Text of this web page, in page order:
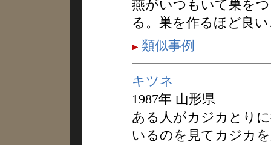
燕がいつもいて巣を
る。巣を作るほど良
類似事例
キツネ
1987年 山形県
ある人がカジカとり
いるのを見てカジカ